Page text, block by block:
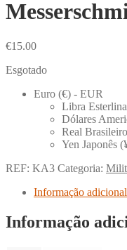
€15.00
Esgotado
Euro (€) - EUR
Libra
Dólares
Real
Yen Japonês
REF: KA3 Categoria:
Informação adicional
Informação